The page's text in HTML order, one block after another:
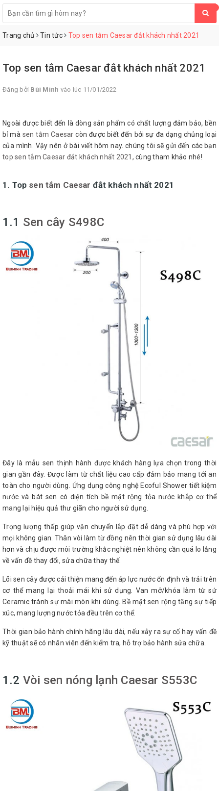
Trang chủ Tin tức Top sen tắm Caesar đắt khách nhất 2021
Top sen tắm Caesar đắt khách nhất 2021
Đăng bởi Bùi Minh vào lúc 11/01/2022
Ngoài được biết đến là dòng sản phẩm có chất lượng đảm bảo, bền
bỉ mà sen tắm Caesar còn được biết đến bởi sự đa dạng chủng loại
của mình. Vậy nên ở bài viết hôm nay. chúng tôi sẽ gửi đến các bạn
top sen tắm Caesar đắt khách nhất 2021 , cùng tham khảo nhé!
1. Top sen tắm Caesar đắt khách nhất 2021
1.1 Sen cây S498C
Đây là mẫu sen thịnh hành được khách hàng lựa chọn trong thời
gian gần đây. Được làm từ chất liệu cao cấp đảm bảo mang tới an
toàn cho người dùng. Ứng dụng công nghệ Ecoful Shower tiết kiệm
nước và bát sen có diện tích bề mặt rộng tỏa nước khắp cơ thể
mang lại hiệu quả thư giãn cho người sử dụng.
Trọng lượng thấp giúp vận chuyển lắp đặt dễ dàng và phù hợp với
mọi không gian. Thân vòi làm từ đồng nên thời gian sử dụng lâu dài
hơn và chịu được môi trường khắc nghiệt nên không cần quá lo lắng
về vấn đề thay đổi, sửa chữa thay thế.
Lõi sen cây được cải thiện mang đến áp lực nước ổn định và trải trên
cơ thể mang lại thoải mái khi sử dụng. Van mở/khóa làm từ sứ
Ceramic tránh sự mài mòn khi dùng. Bề mặt sen rộng tăng sự tiếp
xúc, mang lượng nước tỏa đều trên cơ thể.
Thời gian bảo hành chính hãng lâu dài, nếu xảy ra sự cố hay vấn đề
kỹ thuật sẽ có nhân viên đến kiểm tra, hỗ trợ bảo hành sửa chữa.
1.2 Vòi sen nóng lạnh Caesar S553C